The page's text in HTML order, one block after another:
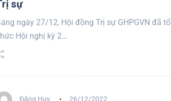
sự
ngày 27/12, Hội đồng Trị sự GHPGVN đã tổ
Hội nghị kỳ 2…
Đăng Huy 26/12/2022